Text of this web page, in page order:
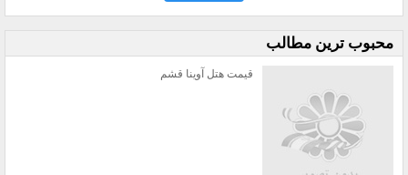
محبوب ترين مطالب
قیمت هتل آوینا قشم